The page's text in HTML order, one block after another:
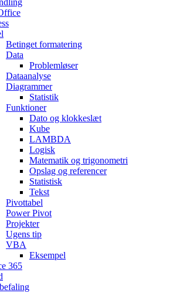
Betinget formatering
Data
Problemløser
Dataanalyse
Diagrammer
Statistik
Funktioner
Dato og klokkeslæt
Kube
LAMBDA
Logisk
Matematik og trigonometri
Opslag og referencer
Statistisk
Tekst
Pivottabel
Power Pivot
Projekter
Ugens tip
VBA
Eksempel
365